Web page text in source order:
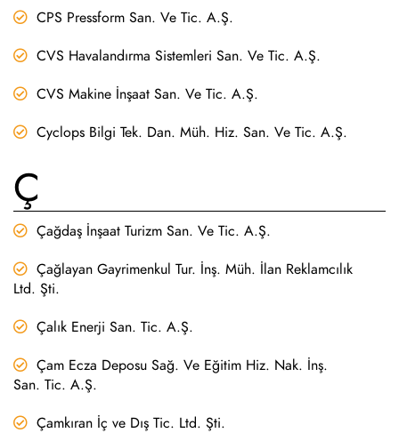
CPS Pressform San. Ve Tic. A.Ş.
CVS Havalandırma Sistemleri San. Ve Tic. A.Ş.
CVS Makine İnşaat San. Ve Tic. A.Ş.
Cyclops Bilgi Tek. Dan. Müh. Hiz. San. Ve Tic. A.Ş.
Ç
Çağdaş İnşaat Turizm San. Ve Tic. A.Ş.
Çağlayan Gayrimenkul Tur. İnş. Müh. İlan Reklamcılık
Ltd. Şti.
Çalık Enerji San. Tic. A.Ş.
Çam Ecza Deposu Sağ. Ve Eğitim Hiz. Nak. İnş.
San. Tic. A.Ş.
Çamkıran İç ve Dış Tic. Ltd. Şti.